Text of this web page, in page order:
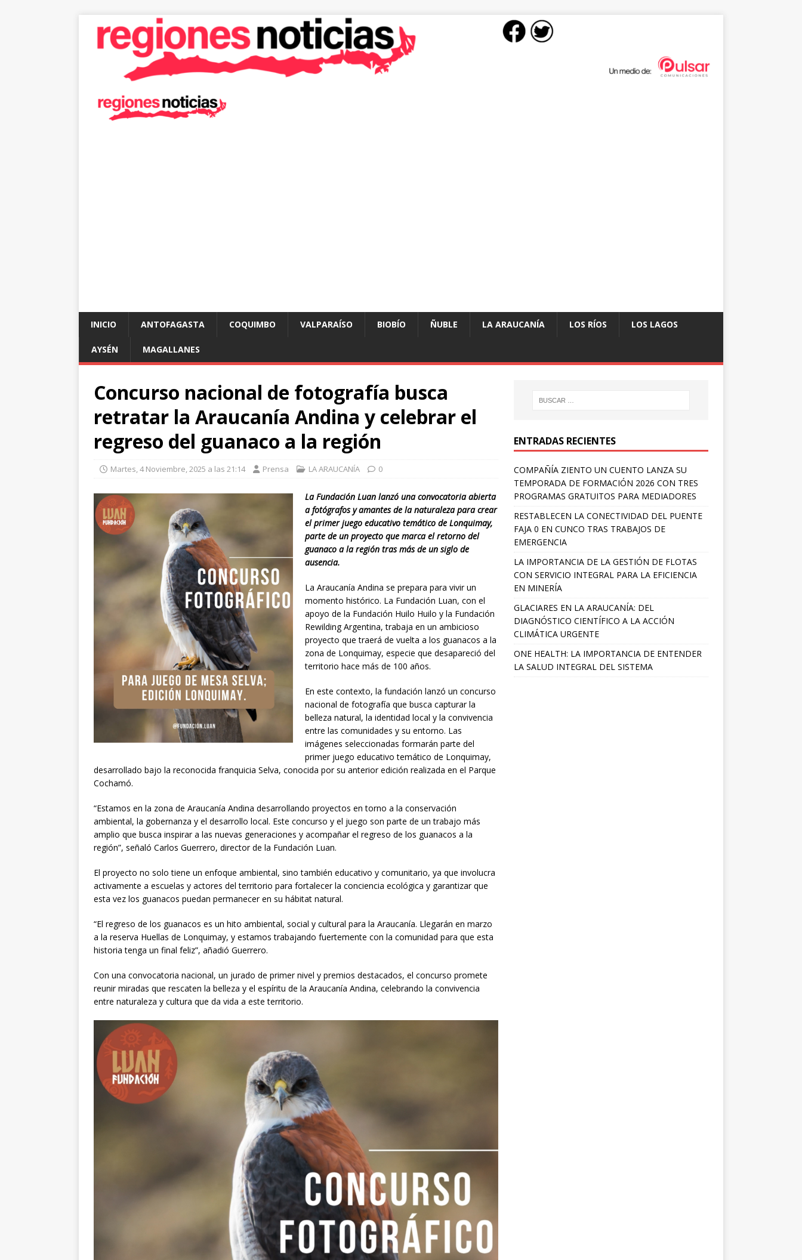
INICIO ANTOFAGASTA COQUIMBO VALPARAÍSO BIOBÍO ÑUBLE LA ARAUCANÍA LOS RÍOS LOS LAGOS
AYSÉN MAGALLANES
Concurso nacional de fotografía busca
retratar la Araucanía Andina y celebrar el
regreso del guanaco a la región
Martes, 4 Noviembre, 2025 a las 21:14 Prensa LA ARAUCANÍA 0
La Fundación Luan lanzó una convocatoria abierta
a fotógrafos y amantes de la naturaleza para crear
el primer juego educativo temático de Lonquimay,
parte de un proyecto que marca el retorno del
guanaco a la región tras más de un siglo de
ausencia.
La Araucanía Andina se prepara para vivir un
momento histórico. La Fundación Luan, con el
apoyo de la Fundación Huilo Huilo y la Fundación
Rewilding Argentina, trabaja en un ambicioso
proyecto que traerá de vuelta a los guanacos a la
zona de Lonquimay, especie que desapareció del
territorio hace más de 100 años.
En este contexto, la fundación lanzó un concurso
nacional de fotografía que busca capturar la
belleza natural, la identidad local y la convivencia
entre las comunidades y su entorno. Las
imágenes seleccionadas formarán parte del
primer juego educativo temático de Lonquimay,
desarrollado bajo la reconocida franquicia Selva, conocida por su anterior edición realizada en el Parque
Cochamó.
“Estamos en la zona de Araucanía Andina desarrollando proyectos en torno a la conservación
ambiental, la gobernanza y el desarrollo local. Este concurso y el juego son parte de un trabajo más
amplio que busca inspirar a las nuevas generaciones y acompañar el regreso de los guanacos a la
región”, señaló Carlos Guerrero, director de la Fundación Luan.
El proyecto no solo tiene un enfoque ambiental, sino también educativo y comunitario, ya que involucra
activamente a escuelas y actores del territorio para fortalecer la conciencia ecológica y garantizar que
esta vez los guanacos puedan permanecer en su hábitat natural.
“El regreso de los guanacos es un hito ambiental, social y cultural para la Araucanía. Llegarán en marzo
a la reserva Huellas de Lonquimay, y estamos trabajando fuertemente con la comunidad para que esta
historia tenga un final feliz”, añadió Guerrero.
Con una convocatoria nacional, un jurado de primer nivel y premios destacados, el concurso promete
reunir miradas que rescaten la belleza y el espíritu de la Araucanía Andina, celebrando la convivencia
entre naturaleza y cultura que da vida a este territorio.
ENTRADAS RECIENTES
COMPAÑÍA ZIENTO UN CUENTO LANZA SU
TEMPORADA DE FORMACIÓN 2026 CON TRES
PROGRAMAS GRATUITOS PARA MEDIADORES
RESTABLECEN LA CONECTIVIDAD DEL PUENTE
FAJA 0 EN CUNCO TRAS TRABAJOS DE
EMERGENCIA
LA IMPORTANCIA DE LA GESTIÓN DE FLOTAS
CON SERVICIO INTEGRAL PARA LA EFICIENCIA
EN MINERÍA
GLACIARES EN LA ARAUCANÍA: DEL
DIAGNÓSTICO CIENTÍFICO A LA ACCIÓN
CLIMÁTICA URGENTE
ONE HEALTH: LA IMPORTANCIA DE ENTENDER
LA SALUD INTEGRAL DEL SISTEMA